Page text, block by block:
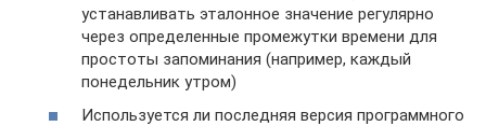
устанавливать эталонное значение регулярно
через определенные промежутки времени для
простоты запоминания (например, каждый
понедельник утром)
Используется ли последняя версия программного